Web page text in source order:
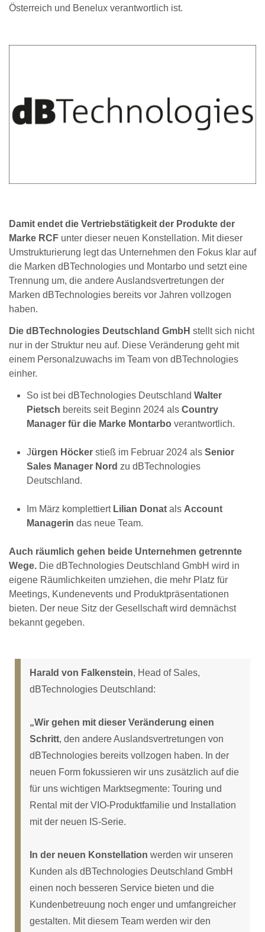
Österreich und Benelux verantwortlich ist.
Damit endet die Vertriebstätigkeit der Produkte der
Marke RCF unter dieser neuen Konstellation. Mit dieser
Umstrukturierung legt das Unternehmen den Fokus klar auf
die Marken dBTechnologies und Montarbo und setzt eine
Trennung um, die andere Auslandsvertretungen der
Marken dBTechnologies bereits vor Jahren vollzogen
haben.
Die dBTechnologies Deutschland GmbH stellt sich nicht
nur in der Struktur neu auf. Diese Veränderung geht mit
einem Personalzuwachs im Team von dBTechnologies
einher.
So ist bei dBTechnologies Deutschland Walter
Pietsch bereits seit Beginn 2024 als Country
Manager für die Marke Montarbo verantwortlich.
Jürgen Höcker stieß im Februar 2024 als Senior
Sales Manager Nord zu dBTechnologies
Deutschland.
Im März komplettiert Lilian Donat als Account
Managerin das neue Team.
Auch räumlich gehen beide Unternehmen getrennte
Wege. Die dBTechnologies Deutschland GmbH wird in
eigene Räumlichkeiten umziehen, die mehr Platz für
Meetings, Kundenevents und Produktpräsentationen
bieten. Der neue Sitz der Gesellschaft wird demnächst
bekannt gegeben.
Harald von Falkenstein, Head of Sales,
dBTechnologies Deutschland:
„Wir gehen mit dieser Veränderung einen
Schritt, den andere Auslandsvertretungen von
dBTechnologies bereits vollzogen haben. In der
neuen Form fokussieren wir uns zusätzlich auf die
für uns wichtigen Marktsegmente: Touring und
Rental mit der VIO-Produktfamilie und Installation
mit der neuen IS-Serie.
In der neuen Konstellation werden wir unseren
Kunden als dBTechnologies Deutschland GmbH
einen noch besseren Service bieten und die
Kundenbetreuung noch enger und umfangreicher
gestalten. Mit diesem Team werden wir den